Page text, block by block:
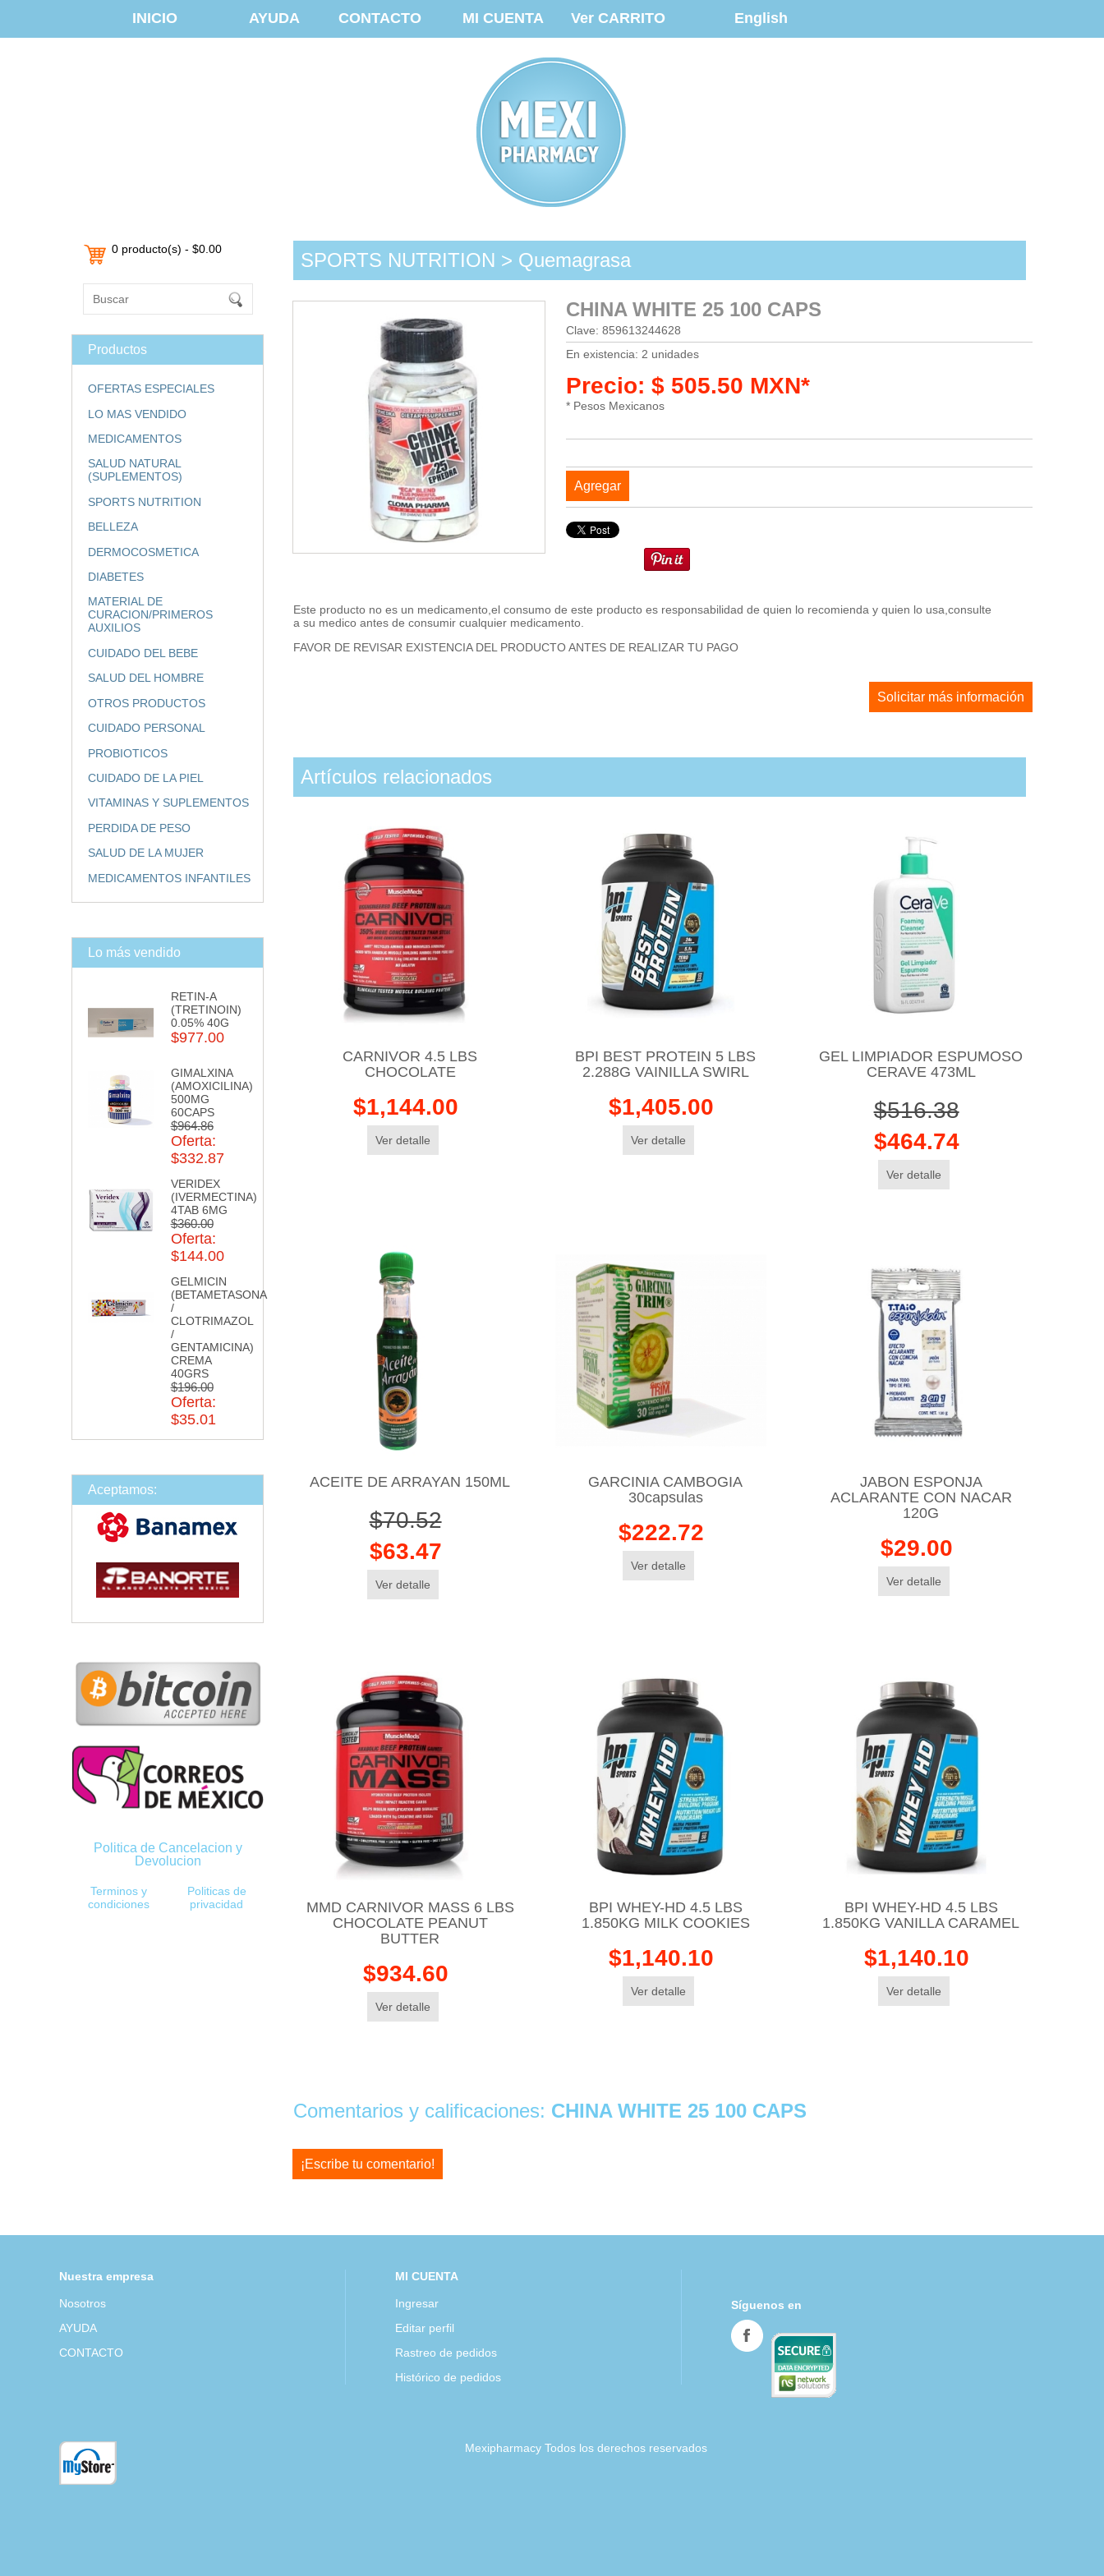
INICIO AYUDA CONTACTO MI CUENTA Ver CARRITO English
0 producto(s) - $0.00
Productos
OFERTAS ESPECIALES
LO MAS VENDIDO
MEDICAMENTOS
SALUD NATURAL
(SUPLEMENTOS)
SPORTS NUTRITION
BELLEZA
DERMOCOSMETICA
DIABETES
MATERIAL DE
CURACION/PRIMEROS
AUXILIOS
CUIDADO DEL BEBE
SALUD DEL HOMBRE
OTROS PRODUCTOS
CUIDADO PERSONAL
PROBIOTICOS
CUIDADO DE LA PIEL
VITAMINAS Y SUPLEMENTOS
PERDIDA DE PESO
SALUD DE LA MUJER
MEDICAMENTOS INFANTILES
Lo más vendido
RETIN-A
(TRETINOIN)
0.05% 40G
$977.00
GIMALXINA
(AMOXICILINA)
500MG
60CAPS
$964.86
Oferta:
$332.87
VERIDEX
(IVERMECTINA)
4TAB 6MG
$360.00
Oferta:
$144.00
GELMICIN
(BETAMETASONA
/
CLOTRIMAZOL
/
GENTAMICINA)
CREMA
40GRS
$196.00
Oferta:
$35.01
Aceptamos:
Politica de Cancelacion y
Devolucion
Terminos y
condiciones
Politicas de
privacidad
SPORTS NUTRITION > Quemagrasa
CHINA WHITE 25 100 CAPS
Clave: 859613244628
En existencia: 2 unidades
Precio: $ 505.50 MXN*
* Pesos Mexicanos
Agregar
Este producto no es un medicamento,el consumo de este producto es responsabilidad de quien lo recomienda y quien lo usa,consulte
a su medico antes de consumir cualquier medicamento.
FAVOR DE REVISAR EXISTENCIA DEL PRODUCTO ANTES DE REALIZAR TU PAGO
Solicitar más información
Artículos relacionados
CARNIVOR 4.5 LBS
CHOCOLATE
$1,144.00
Ver detalle
BPI BEST PROTEIN 5 LBS
2.288G VAINILLA SWIRL
$1,405.00
Ver detalle
GEL LIMPIADOR ESPUMOSO
CERAVE 473ML
$516.38
$464.74
Ver detalle
ACEITE DE ARRAYAN 150ML
$70.52
$63.47
Ver detalle
GARCINIA CAMBOGIA
30capsulas
$222.72
Ver detalle
JABON ESPONJA
ACLARANTE CON NACAR
120G
$29.00
Ver detalle
MMD CARNIVOR MASS 6 LBS
CHOCOLATE PEANUT
BUTTER
$934.60
Ver detalle
BPI WHEY-HD 4.5 LBS
1.850KG MILK COOKIES
$1,140.10
Ver detalle
BPI WHEY-HD 4.5 LBS
1.850KG VANILLA CARAMEL
$1,140.10
Ver detalle
Comentarios y calificaciones: CHINA WHITE 25 100 CAPS
¡Escribe tu comentario!
Nuestra empresa
Nosotros
AYUDA
CONTACTO
MI CUENTA
Ingresar
Editar perfil
Rastreo de pedidos
Histórico de pedidos
Síguenos en
Mexipharmacy Todos los derechos reservados